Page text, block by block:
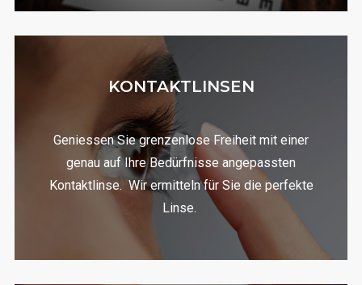
KONTAKTLINSEN
Geniessen Sie grenzenlose Freiheit mit einer
genau auf Ihre Bedürfnisse angepassten
Kontaktlinse. Wir ermitteln für Sie die perfekte
Linse.